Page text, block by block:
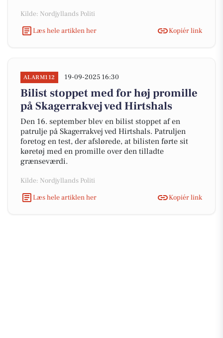
Kilde: Nordjyllands Politi
Læs hele artiklen her
Kopiér link
ALARM112 19-09-2025 16:30
Bilist stoppet med for høj promille
på Skagerrakvej ved Hirtshals
Den 16. september blev en bilist stoppet af en
patrulje på Skagerrakvej ved Hirtshals. Patruljen
foretog en test, der afslørede, at bilisten førte sit
køretøj med en promille over den tilladte
grænseværdi.
Kilde: Nordjyllands Politi
Læs hele artiklen her
Kopiér link